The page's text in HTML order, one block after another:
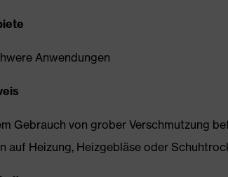
Anwendungen
Gebrauch von grober Verschmutzung
auf Heizung, Heizgebläse oder